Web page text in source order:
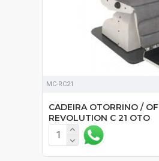
MC-RC21
CADEIRA OTORRINO /
REVOLUTION C 21 OTO